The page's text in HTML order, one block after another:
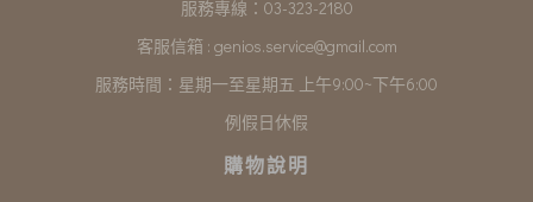
服務專線：03-323-2180
客服信箱 : genios.service@gmail.com
服務時間：星期一至星期五 上午9:00~下午6:00
例假日休假
購物說明